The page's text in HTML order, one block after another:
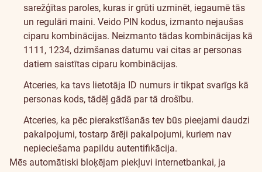
sarežģītas paroles, kuras ir grūti uzminēt, iegaumē tās
un regulāri maini. Veido PIN kodus, izmanto nejaušas
ciparu kombinācijas. Neizmanto tādas kombinācijas kā
1111, 1234, dzimšanas datumu vai citas ar personas
datiem saistītas ciparu kombinācijas.
Atceries, ka tavs lietotāja ID numurs ir tikpat svarīgs kā
personas kods, tādēļ gādā par tā drošību.
Atceries, ka pēc pierakstīšanās tev būs pieejami daudzi
pakalpojumi, tostarp ārēji pakalpojumi, kuriem nav
nepieciešama papildu autentifikācija.
Mēs automātiski bloķējam piekļuvi internetbankai, ja